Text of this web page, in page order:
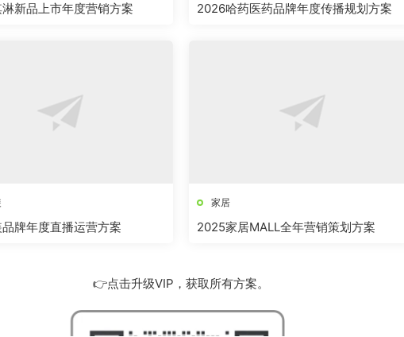
新品上市年度营销方案 2026哈药医药品牌年度传播规划方案
牌年度直播运营方案
家居
2025家居MALL全年营销策划方案
👉点击升级VIP，获取所有方案。